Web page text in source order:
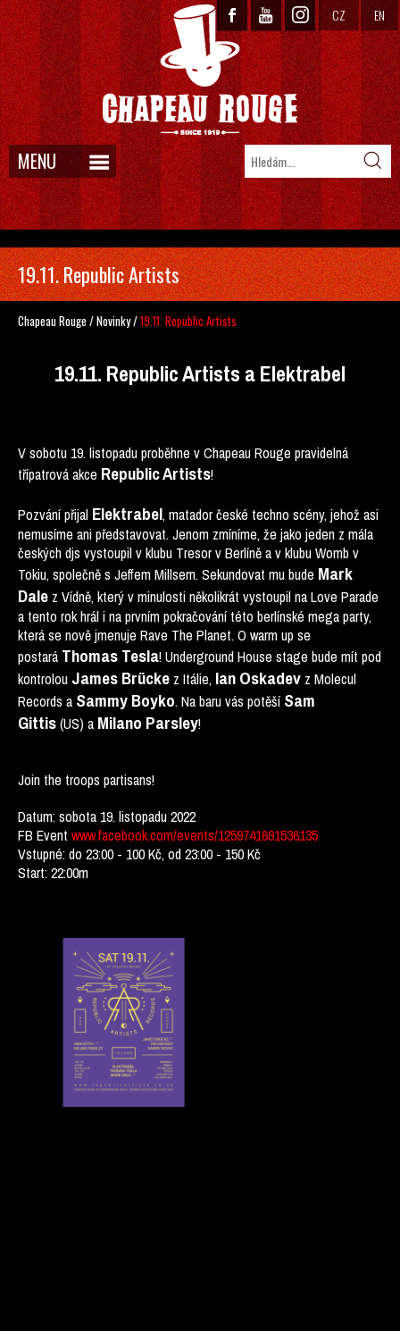
CZ EN
MENU
19.11. Republic Artists
Chapeau Rouge /Novinky/19.11. Republic Artists
19.11. Republic Artists a Elektrabel
V sobotu 19. listopadu proběhne v Chapeau Rouge pravidelná
třípatrová akce Republic Artists!
Pozvání přijal Elektrabel, matador české techno scény, jehož asi
nemusíme ani představovat. Jenom zmíníme, že jako jeden z mála
českých djs vystoupil v klubu Tresor v Berlíně a v klubu Womb v
Tokiu, společně s Jeffem Millsem. Sekundovat mu bude Mark
Dale z Vídně, který v minulosti několikrát vystoupil na Love Parade
a tento rok hrál i na prvním pokračování této berlínské mega party,
která se nově jmenuje Rave The Planet. O warm up se
postará Thomas Tesla! Underground House stage bude mít pod
kontrolou James Brücke z Itálie, Ian Oskadev z Molecul
Records a Sammy Boyko. Na baru vás potěší Sam
Gittis(US) a Milano Parsley!
Join the troops partisans!
Datum: sobota 19. listopadu 2022
FB Event www.facebook.com/events/1259741691536135
Vstupné: do 23:00 - 100 Kč, od 23:00 - 150 Kč
Start: 22:00m